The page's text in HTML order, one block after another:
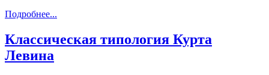
Подробнее...
Классическая типология Курта
Левина